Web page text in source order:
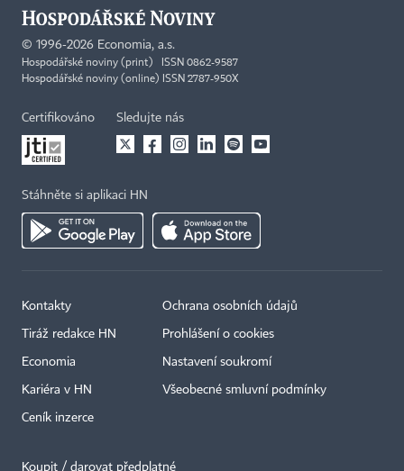
© 1996-2026 Economia, a.s.
Hospodářské noviny (print) ISSN 0862-9587
Hospodářské noviny (online) ISSN 2787-950X
Certifikováno Sledujte nás
Stáhněte si aplikaci HN
Kontakty
Tiráž redakce HN
Economia
Kariéra v HN
Ceník inzerce
Ochrana osobních údajů
Prohlášení o cookies
Nastavení soukromí
Všeobecné smluvní podmínky
Koupit / darovat předplatné